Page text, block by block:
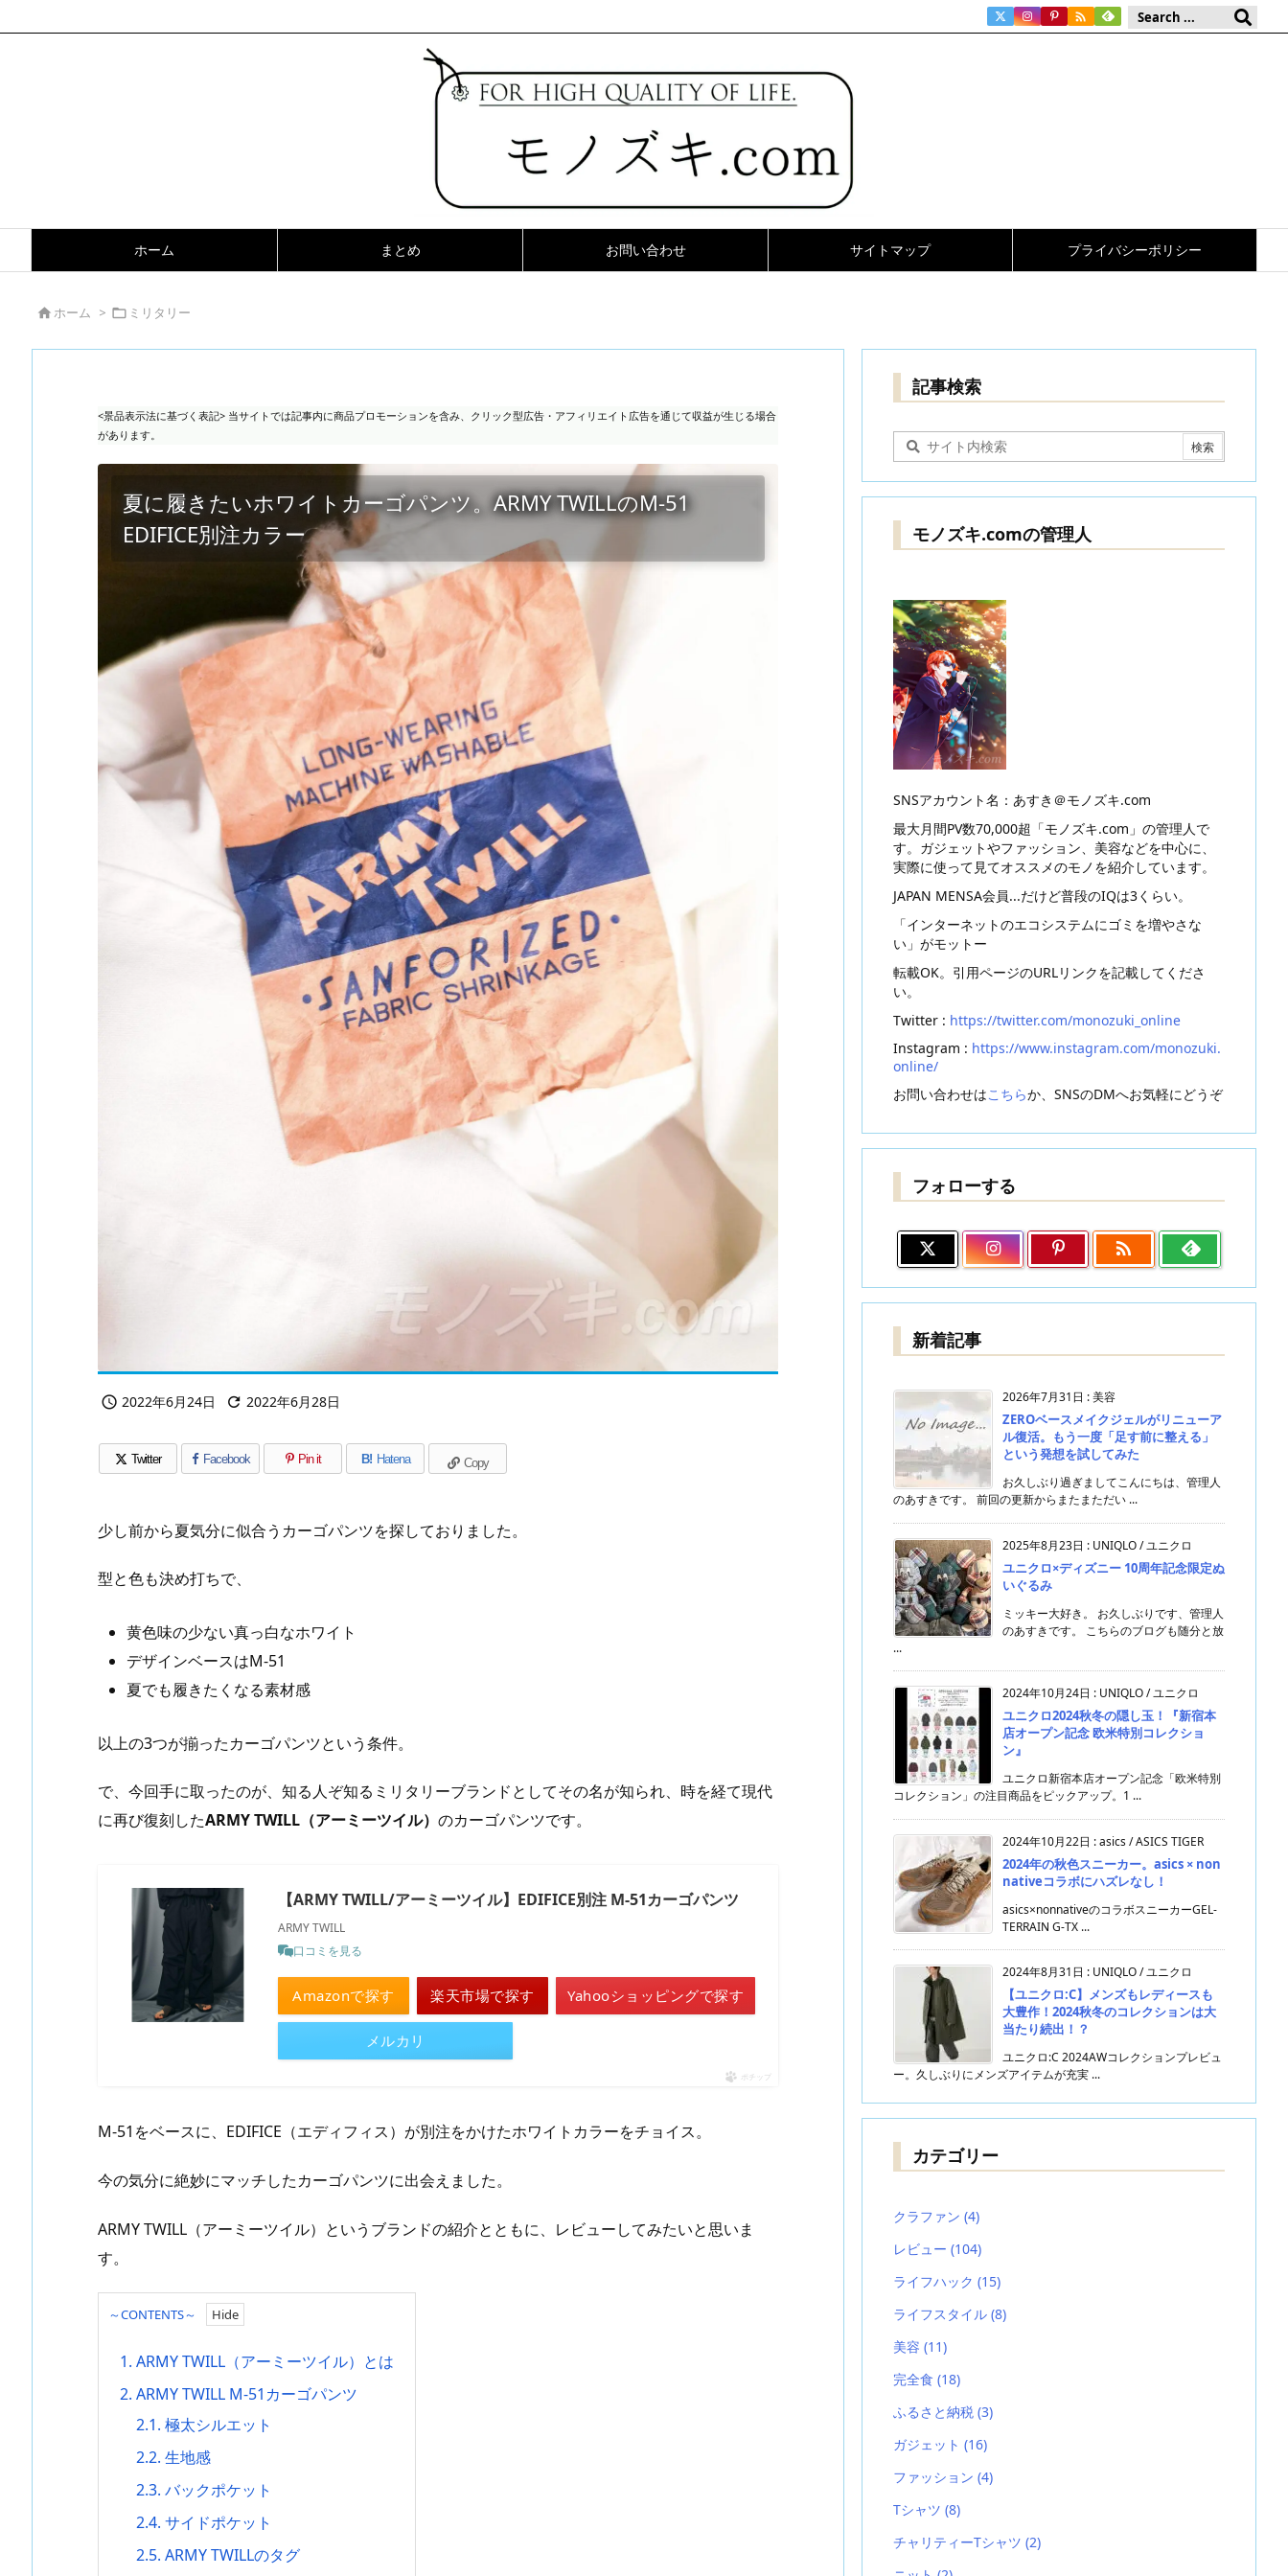
ホーム まとめ お問い合わせ サイトマップ プライバシーポリシー

ホーム >  ミリタリー
<景品表示法に基づく表記> 当サイトでは記事内に商品プロモーションを含み、クリック型広告・アフィリエイト広告を通じて収益が生じる場合
があります。
夏に履きたいホワイトカーゴパンツ。ARMY TWILLのM-51
EDIFICE別注カラー
 2022年6月24日  2022年6月28日
Twitter Facebook Pin it B! Hatena Copy
少し前から夏気分に似合うカーゴパンツを探しておりました。
型と色も決め打ちで、
黄色味の少ない真っ白なホワイト
デザインベースはM-51
夏でも履きたくなる素材感
以上の3つが揃ったカーゴパンツという条件。
で、今回手に取ったのが、知る人ぞ知るミリタリーブランドとしてその名が知られ、時を経て現代
に再び復刻したARMY TWILL（アーミーツイル） のカーゴパンツです。
【ARMY TWILL/アーミーツイル】EDIFICE別注 M-51カーゴパンツ
ARMY TWILL
口コミを見る
Amazonで探す 楽天市場で探す Yahooショッピングで探す
メルカリ
ポチップ
M-51をベースに、EDIFICE（エディフィス）が別注をかけたホワイトカラーをチョイス。
今の気分に絶妙にマッチしたカーゴパンツに出会えました。
ARMY TWILL（アーミーツイル）というブランドの紹介とともに、レビューしてみたいと思いま
す。
～CONTENTS～
1. ARMY TWILL（アーミーツイル）とは
2. ARMY TWILL M-51カーゴパンツ
2.1. 極太シルエット
2.2. 生地感
2.3. バックポケット
2.4. サイドポケット
2.5. ARMY TWILLのタグ
記事検索
モノズキ.comの管理人
SNSアカウント名：あすき＠モノズキ.com
最大月間PV数70,000超「モノズキ.com」の管理人で
す。ガジェットやファッション、美容などを中心に、
実際に使って見てオススメのモノを紹介しています。
JAPAN MENSA会員...だけど普段のIQは3くらい。
「インターネットのエコシステムにゴミを増やさな
い」がモットー
転載OK。引用ページのURLリンクを記載してくださ
い。
Twitter : https://twitter.com/monozuki_online
Instagram : https://www.instagram.com/monozuki.
online/
お問い合わせはこちらか、SNSのDMへお気軽にどうぞ
フォローする

新着記事
2026年7月31日 :美容
ZEROベースメイクジェルがリニューア
ル復活。もう一度「足す前に整える」
という発想を試してみた
お久しぶり過ぎましてこんにちは、管理人
のあすきです。 前回の更新からまたまただい ...
2025年8月23日 : UNIQLO / ユニクロ
ユニクロ×ディズニー 10周年記念限定ぬ
いぐるみ
ミッキー大好き。 お久しぶりです、管理人
のあすきです。 こちらのブログも随分と放
...
2024年10月24日 : UNIQLO / ユニクロ
ユニクロ2024秋冬の隠し玉！『新宿本
店オープン記念 欧米特別コレクショ
ン』
ユニクロ新宿本店オープン記念「欧米特別
コレクション」の注目商品をピックアップ。1 ...
2024年10月22日 :asics / ASICS TIGER
2024年の秋色スニーカー。asics × non
nativeコラボにハズレなし！
asics×nonnativeのコラボスニーカーGEL-
TERRAIN G-TX ...
2024年8月31日 : UNIQLO / ユニクロ
【ユニクロ:C】メンズもレディースも
大豊作！2024秋冬のコレクションは大
当たり続出！？
ユニクロ:C 2024AWコレクションプレビュ
ー。久しぶりにメンズアイテムが充実 ...
カテゴリー
クラファン (4)
レビュー (104)
ライフハック (15)
ライフスタイル (8)
美容 (11)
完全食 (18)
ふるさと納税 (3)
ガジェット (16)
ファッション (4)
Tシャツ (8)
チャリティーTシャツ (2)